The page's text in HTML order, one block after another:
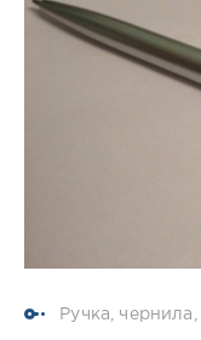
Ручка чернила